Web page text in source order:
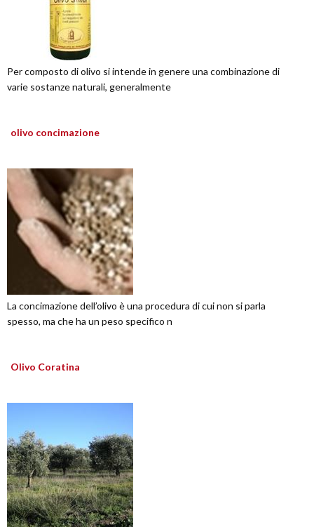
Per composto di olivo si intende in genere una combinazione di
varie sostanze naturali, generalmente
olivo concimazione
La concimazione dell’olivo è una procedura di cui non si parla
spesso, ma che ha un peso specifico n
Olivo Coratina